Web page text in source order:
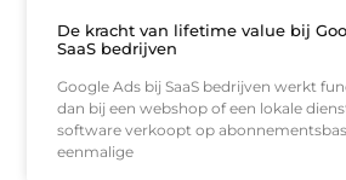
De kracht van lifetime value bij
SaaS bedrijven
Google Ads bij SaaS bedrijven werkt
dan bij een webshop of een lokale
software verkoopt op
eenmalige